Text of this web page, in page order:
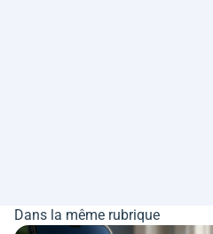
Dans la même rubrique